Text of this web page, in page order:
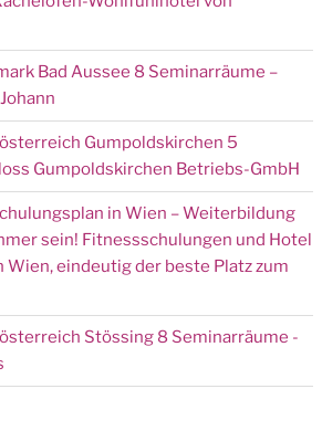
Bad Aussee 8 Seminarräume –
Gumpoldskirchen 5
Gumpoldskirchen Betriebs-GmbH
in Wien – Weiterbildung
sein! Fitnessschulungen und Hotel
Wien, eindeutig der beste Platz zum
Stössing 8 Seminarräume -